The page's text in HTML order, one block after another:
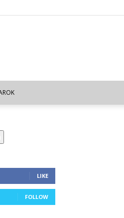
LIKE
FOLLOW